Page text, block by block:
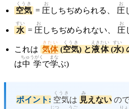
空気
くうき
= 圧
お
しちぢめられる、 圧
お
水
すい
= 圧
お
しちぢめられない、 圧
お
これは 気体
きたい
(空気
くうき
) と液
えき
体
たい
(水
すい
)
は中学
ちゅうがく
で学
まな
ぶ)
ポイント: 空気
くうき
は 見
み
えない の
じつ うご りょ